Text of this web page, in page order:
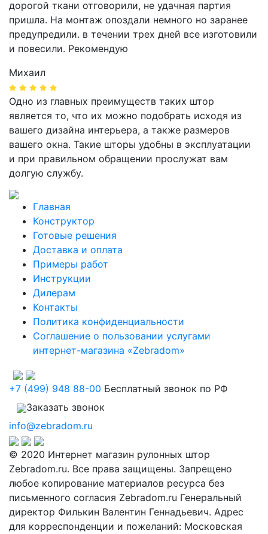
дорогой ткани отговорили, не удачная партия
пришла. На монтаж опоздали немного но заранее
предупредили. в течении трех дней все изготовили
и повесили. Рекомендую
Михаил
Одно из главных преимуществ таких штор
является то, что их можно подобрать исходя из
вашего дизайна интерьера, а также размеров
вашего окна. Такие шторы удобны в эксплуатации
и при правильном обращении прослужат вам
долгую службу.
Главная
Конструктор
Готовые решения
Доставка и оплата
Примеры работ
Инструкции
Дилерам
Контакты
Политика конфиденциальности
Соглашение о пользовании услугами
интернет-магазина «Zebradom»
+7 (499) 948 88-00 Бесплатный звонок по РФ
Заказать звонок
info@zebradom.ru
© 2020 Интернет магазин рулонных штор
Zebradom.ru. Все права защищены. Запрещено
любое копирование материалов ресурса без
письменного согласия Zebradom.ru Генеральный
директор Филькин Валентин Геннадьевич. Адрес
для корреспонденции и пожеланий: Московская